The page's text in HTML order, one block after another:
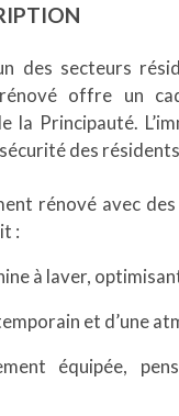
des secteurs
offre un
Principauté.
des
rénové avec
:
à laver, optimisant
et d’une
équipée,